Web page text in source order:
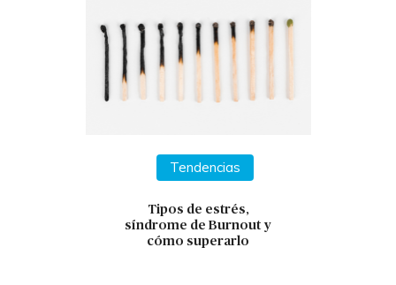
Tendencias
Tipos de estrés,
síndrome de Burnout y
cómo superarlo